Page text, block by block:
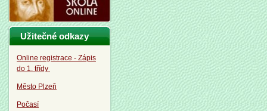
Užitečné odkazy
Online registrace - Zápis
do 1. třídy
Město Plzeň
Počasí